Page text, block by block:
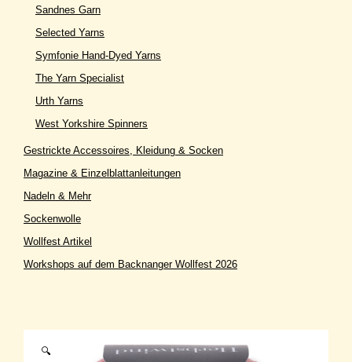
🔍
Sandnes Garn
Selected Yarns
Symfonie Hand-Dyed Yarns
The Yarn Specialist
Urth Yarns
West Yorkshire Spinners
Gestrickte Accessoires, Kleidung & Socken
Magazine & Einzelblattanleitungen
Nadeln & Mehr
Sockenwolle
Wollfest Artikel
Workshops auf dem Backnanger Wollfest 2026